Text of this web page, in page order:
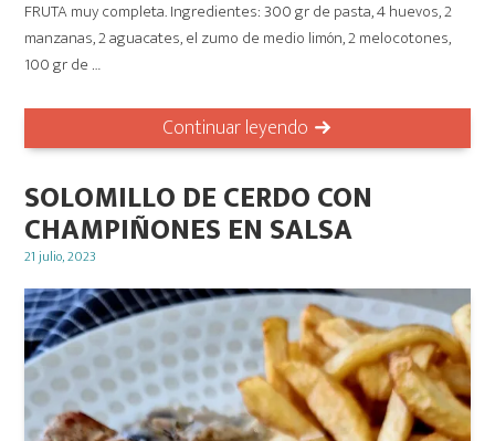
FRUTA muy completa. Ingredientes: 300 gr de pasta, 4 huevos, 2
manzanas, 2 aguacates, el zumo de medio limón, 2 melocotones,
100 gr de …
Continuar leyendo
SOLOMILLO DE CERDO CON
CHAMPIÑONES EN SALSA
Posted
21 julio, 2023